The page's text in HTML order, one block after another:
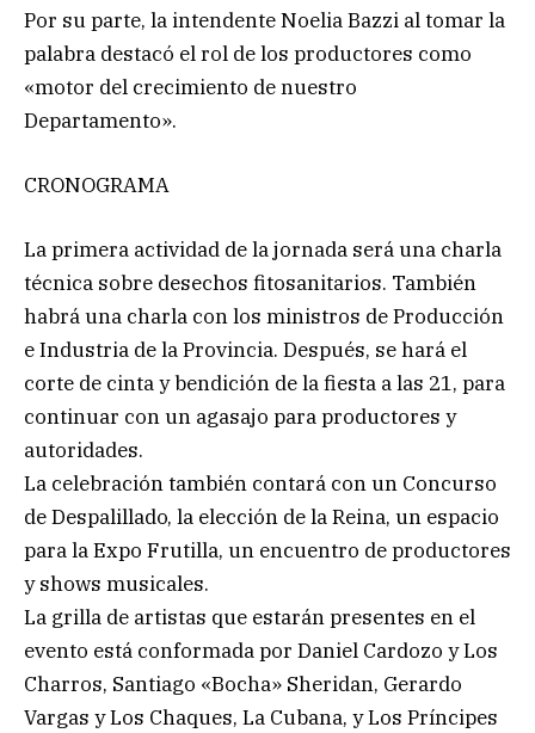
Por su parte, la intendente Noelia Bazzi al tomar la
palabra destacó el rol de los productores como
«motor del crecimiento de nuestro
Departamento».
CRONOGRAMA
La primera actividad de la jornada será una charla
técnica sobre desechos fitosanitarios. También
habrá una charla con los ministros de Producción
e Industria de la Provincia. Después, se hará el
corte de cinta y bendición de la fiesta a las 21, para
continuar con un agasajo para productores y
autoridades.
La celebración también contará con un Concurso
de Despalillado, la elección de la Reina, un espacio
para la Expo Frutilla, un encuentro de productores
y shows musicales.
La grilla de artistas que estarán presentes en el
evento está conformada por Daniel Cardozo y Los
Charros, Santiago «Bocha» Sheridan, Gerardo
Vargas y Los Chaques, La Cubana, y Los Príncipes